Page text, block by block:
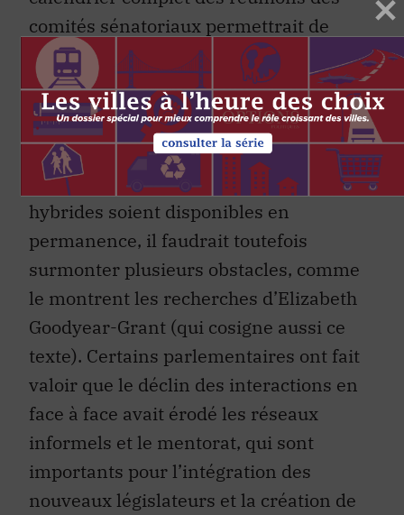
comités sénatoriaux permettrait de
garantir qu’il y ait plus de lieux
parlementaires où les préférences
politiques des femmes peuvent être
abordées.
Pour que les options à distance et
hybrides soient disponibles en
permanence, il faudrait toutefois
surmonter plusieurs obstacles, comme
le montrent les recherches d’Elizabeth
Goodyear-Grant (qui cosigne aussi ce
texte). Certains parlementaires ont fait
valoir que le déclin des interactions en
face à face avait érodé les réseaux
informels et le mentorat, qui sont
importants pour l’intégration des
nouveaux législateurs et la création de